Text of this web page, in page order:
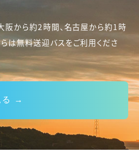
阪から約2時間、名古屋から約1時
は無料送迎バスをご利用くださ
る →